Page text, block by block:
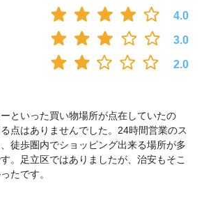
4.0
3.0
2.0
といった買い物場所が点在していたの
点はありませんでした。24時間営業のス
徒歩圏内でショッピング出来る場所が多
。足立区ではありましたが、治安もそこ
たです。